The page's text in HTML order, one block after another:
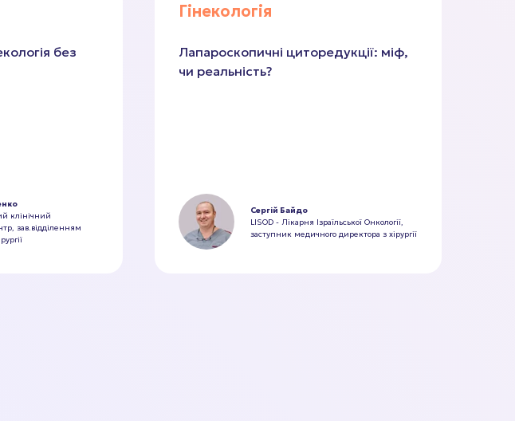
без
клінічний
зав.відділенням
Гінекологія
Лапароскопичні циторедукції: міф,
чи реальність?
Сергій Байдо
LISOD - Лікарня Ізраїльської Онкології,
заступник медичного директора з хірургії